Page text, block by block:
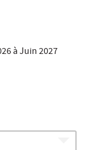
à Juin 2027